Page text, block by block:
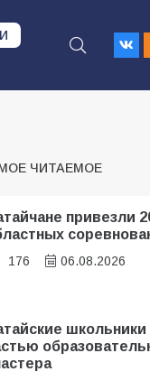
ЧИТАЕМОЕ
привезли
176 06.08.2026
школьники